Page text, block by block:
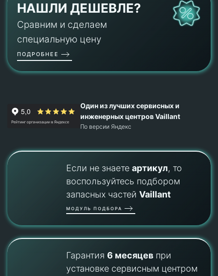
НАШЛИ ДЕШЕВЛЕ?
Сравним и сделаем
специальную цену
ПОДРОБНЕЕ
Один из лучших сервисных и
инженерных центров Vaillant
По версии Яндекс
Если не знаете артикул, то
воспользуйтесь подбором
запасных частей Vaillant
МОДУЛЬ ПОДБОРА
Гарантия 6 месяцевпри
установке сервисным центром